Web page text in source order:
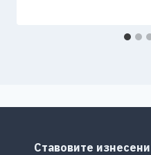
Ставовите